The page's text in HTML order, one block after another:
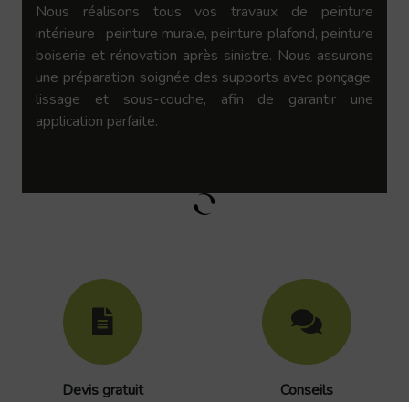
Nous réalisons tous vos travaux de peinture
intérieure : peinture murale, peinture plafond, peinture
boiserie et rénovation après sinistre. Nous assurons
une préparation soignée des supports avec ponçage,
lissage et sous-couche, afin de garantir une
application parfaite.
Devis gratuit Conseils